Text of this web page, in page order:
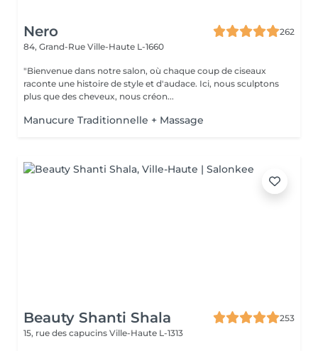
Nero
262
84, Grand-Rue Ville-Haute L-1660
"Bienvenue dans notre salon, où chaque coup de ciseaux
raconte une histoire de style et d'audace. Ici, nous sculptons
plus que des cheveux, nous créon...
Manucure Traditionnelle + Massage
Beauty Shanti Shala
253
15, rue des capucins Ville-Haute L-1313